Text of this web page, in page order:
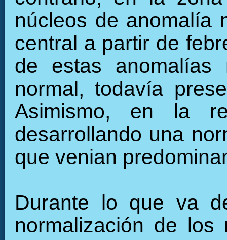
núcleos de anomalía
central a partir de
de estas
normal, todavía
Asimismo, en la
desarrollando una
que venian
Durante lo que va
normalización de